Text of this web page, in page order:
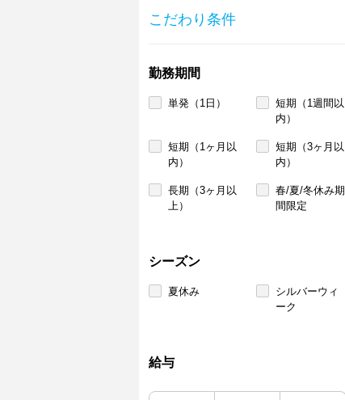
こだわり条件
勤務期間
単発（1日）
短期（1週間以
内）
短期（1ヶ月以
内）
短期（3ヶ月以
内）
長期（3ヶ月以
上）
春/夏/冬休み期
間限定
シーズン
夏休み
シルバーウィ
ーク
給与